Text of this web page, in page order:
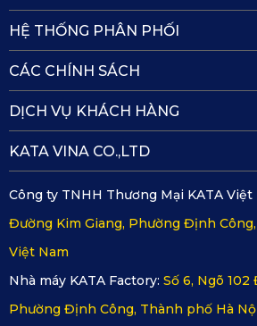
khách hàng sẽ nhận được sự đảm
sách hậu mãi uy tín:
kết bảo hành dài hạn, hỗ trợ
gặp lỗi sản xuất trong vòng
hàng. Mọi thủ tục đổi trả
minh bạch.
Thiết kế chuyên biệt cho
đều được đo đạc riêng
Hongqi H9, đảm bảo độ
vặn đến từng góc cạnh,
HỆ THỐNG PHÂN PHỐI
CÁC CHÍNH SÁCH
DỊCH VỤ KHÁCH HÀNG
KATA VINA CO.,LTD
Công ty TNHH Thương Mại KATA Việt
Đường Kim Giang, Phường Định
Việt Nam
Nhà máy KATA Factory: Số 6, Ngõ
Phường Định Công, Thành phố Hà